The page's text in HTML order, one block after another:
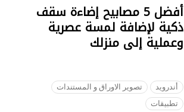
أفضل 5 مصابيح إضاءة سقف
ذكية لإضافة لمسة عصرية
وعملية إلى منزلك
أندرويد
تصوير الاوراق و المستندات
تطبيقات